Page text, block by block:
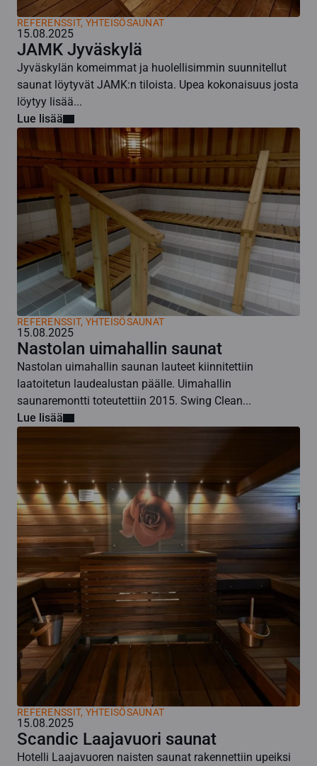
REFERENSSIT, YHTEISÖSAUNAT
15.08.2025
JAMK Jyväskylä
Jyväskylän komeimmat ja huolellisimmin suunnitellut
saunat löytyvät JAMK:n tiloista. Upea kokonaisuus josta
löytyy lisää...
Lue lisää
REFERENSSIT, YHTEISÖSAUNAT
15.08.2025
Nastolan uimahallin saunat
Nastolan uimahallin saunan lauteet kiinnitettiin
laatoitetun laudealustan päälle. Uimahallin
saunaremontti toteutettiin 2015. Swing Clean...
Lue lisää
REFERENSSIT, YHTEISÖSAUNAT
15.08.2025
Scandic Laajavuori saunat
Hotelli Laajavuoren naisten saunat rakennettiin upeiksi